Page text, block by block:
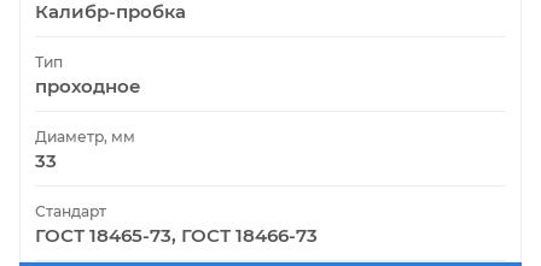
Калибр-пробка
Тип
проходное
Диаметр, мм
33
Стандарт
ГОСТ 18465-73, ГОСТ 18466-73